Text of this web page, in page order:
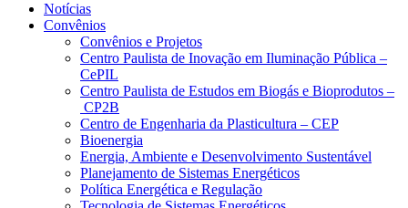
Notícias
Convênios
Convênios e Projetos
Centro Paulista de Inovação em Iluminação Pública –
CePIL
Centro Paulista de Estudos em Biogás e Bioprodutos –
CP2B
Centro de Engenharia da Plasticultura – CEP
Bioenergia
Energia, Ambiente e Desenvolvimento Sustentável
Planejamento de Sistemas Energéticos
Política Energética e Regulação